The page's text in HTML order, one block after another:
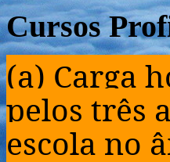
Cursos
(a) Carga
pelos três
escola no